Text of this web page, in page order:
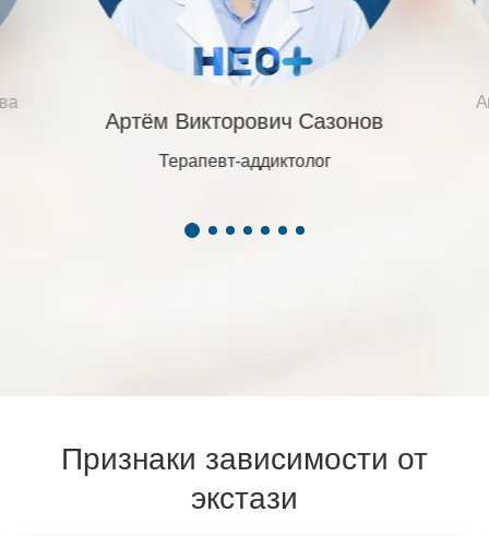
Артём Викторович Сазонов
Терапевт-аддиктолог
Признаки зависимости от
экстази